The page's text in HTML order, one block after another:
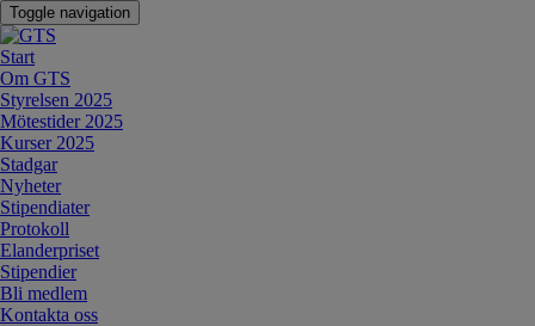
Toggle navigation
Start
Om GTS
Styrelsen 2025
Mötestider 2025
Kurser 2025
Stadgar
Nyheter
Stipendiater
Protokoll
Elanderpriset
Stipendier
Bli medlem
Kontakta oss